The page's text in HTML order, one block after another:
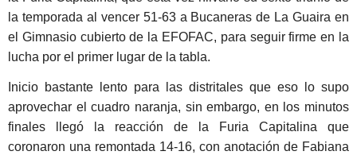
la temporada al vencer 51-63 a Bucaneras de La Guaira en
el Gimnasio cubierto de la EFOFAC, para seguir firme en la
lucha por el primer lugar de la tabla.
Inicio bastante lento para las distritales que eso lo supo
aprovechar el cuadro naranja, sin embargo, en los minutos
finales llegó la reacción de la Furia Capitalina que
coronaron una remontada 14-16, con anotación de Fabiana